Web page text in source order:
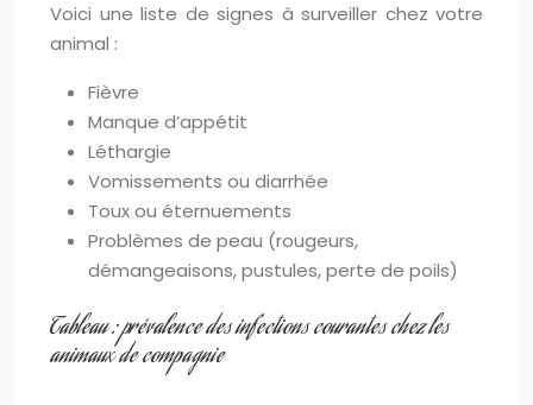
Voici une liste de signes à surveiller chez votre
animal :
Fièvre
Manque d’appétit
Léthargie
Vomissements ou diarrhée
Toux ou éternuements
Problèmes de peau (rougeurs,
démangeaisons, pustules, perte de poils)
Tableau : prévalence des infections courantes chez les
animaux de compagnie